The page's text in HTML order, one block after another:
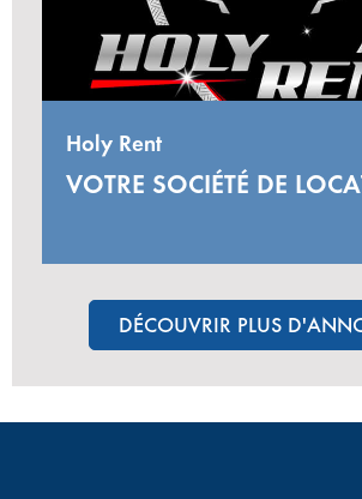
Holy Rent
VOTRE SOCIÉTÉ DE
DÉCOUVRIR PLUS